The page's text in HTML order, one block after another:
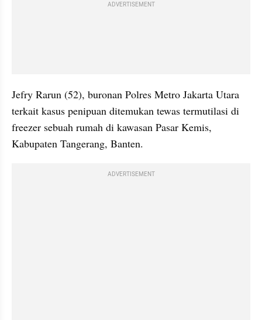
ADVERTISEMENT
Jefry Rarun (52), buronan Polres Metro Jakarta Utara
terkait kasus penipuan ditemukan tewas termutilasi di
freezer sebuah rumah di kawasan Pasar Kemis,
Kabupaten Tangerang, Banten.
ADVERTISEMENT